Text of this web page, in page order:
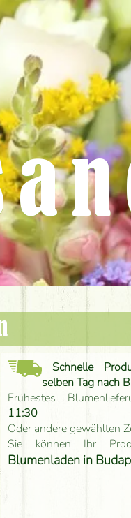
Schnelle
selben Tag nach
Frühestes
11:30
Oder andere gewählten
Sie können Ihr
Blumenladen in